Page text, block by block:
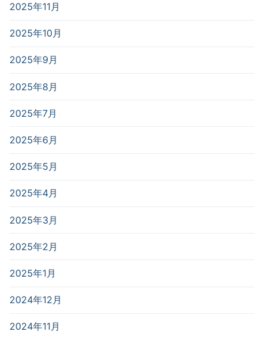
2025年11月
2025年10月
2025年9月
2025年8月
2025年7月
2025年6月
2025年5月
2025年4月
2025年3月
2025年2月
2025年1月
2024年12月
2024年11月